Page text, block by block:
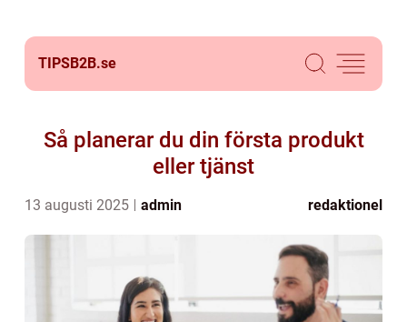
TIPSB2B.se
Så planerar du din första produkt
eller tjänst
13 augusti 2025 admin redaktionel